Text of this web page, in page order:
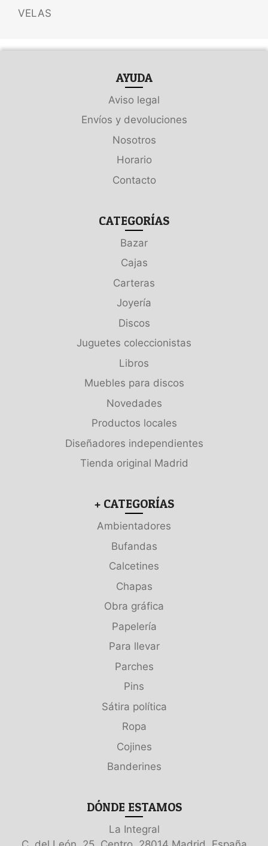
VELAS
AYUDA
Aviso legal
Envíos y devoluciones
Nosotros
Horario
Contacto
CATEGORÍAS
Bazar
Cajas
Carteras
Joyería
Discos
Juguetes coleccionistas
Libros
Muebles para discos
Novedades
Productos locales
Diseñadores independientes
Tienda original Madrid
+ CATEGORÍAS
Ambientadores
Bufandas
Calcetines
Chapas
Obra gráfica
Papelería
Para llevar
Parches
Pins
Sátira política
Ropa
Cojines
Banderines
DÓNDE ESTAMOS
La Integral